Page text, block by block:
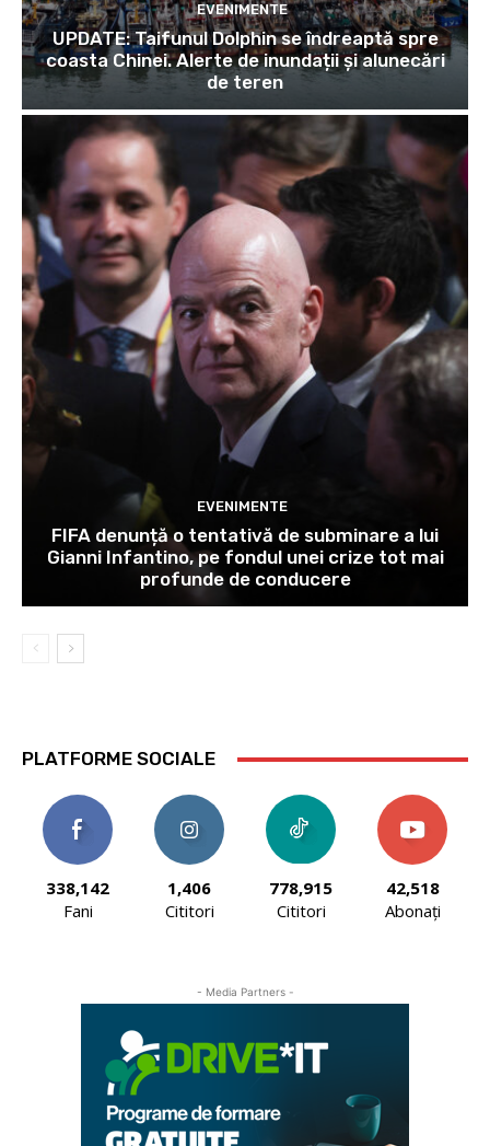
EVENIMENTE
UPDATE: Taifunul Dolphin se îndreaptă spre
coasta Chinei. Alerte de inundații și alunecări
de teren
EVENIMENTE
FIFA denunță o tentativă de subminare a lui
Gianni Infantino, pe fondul unei crize tot mai
profunde de conducere
PLATFORME SOCIALE
338,142
Fani
1,406
Cititori
778,915
Cititori
42,518
Abonați
- Media Partners -